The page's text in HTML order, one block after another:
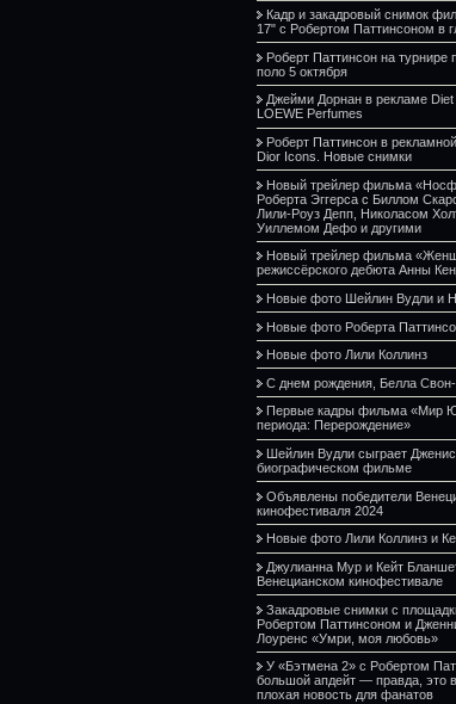
Кадр и закадровый снимок
17" с Робертом Паттинсоном в
Роберт Паттинсон на турнире
поло 5 октября
Джейми Дорнан в рекламе
LOEWE Perfumes
Роберт Паттинсон в
Dior Icons. Новые снимки
Новый трейлер фильма
Роберта Эггерса с Биллом
Лили-Роуз Депп, Николасом
Уиллемом Дефо и другими
Новый трейлер фильма
режиссёрского дебюта Анны
Новые фото Шейлин Вудли и
Новые фото Роберта
Новые фото Лили Коллинз
С днем рождения, Белла Свон-
Первые кадры фильма «Мир
периода: Перерождение»
Шейлин Вудли сыграет
биографическом фильме
Объявлены победители
кинофестиваля 2024
Новые фото Лили Коллинз и
Джулианна Мур и Кейт
Венецианском кинофестивале
Закадровые снимки с
Робертом Паттинсоном и
Лоуренс «Умри, моя любовь»
У «Бэтмена 2» с Робертом
большой апдейт — правда, это
плохая новость для фанатов